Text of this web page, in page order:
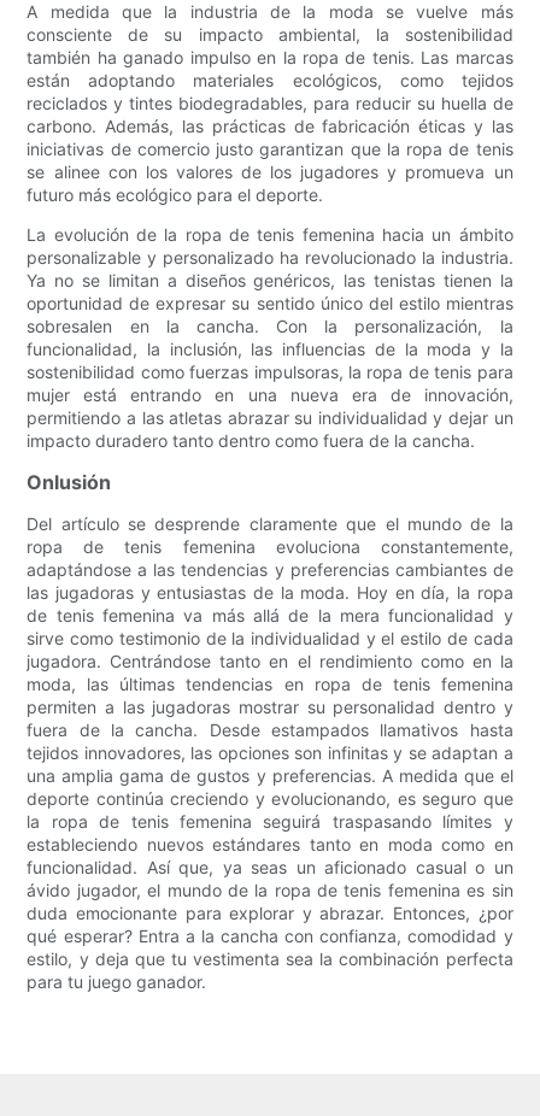
A medida que la industria de la moda se vuelve más
consciente de su impacto ambiental, la sostenibilidad
también ha ganado impulso en la ropa de tenis. Las marcas
están adoptando materiales ecológicos, como tejidos
reciclados y tintes biodegradables, para reducir su huella de
carbono. Además, las prácticas de fabricación éticas y las
iniciativas de comercio justo garantizan que la ropa de tenis
se alinee con los valores de los jugadores y promueva un
futuro más ecológico para el deporte.
La evolución de la ropa de tenis femenina hacia un ámbito
personalizable y personalizado ha revolucionado la industria.
Ya no se limitan a diseños genéricos, las tenistas tienen la
oportunidad de expresar su sentido único del estilo mientras
sobresalen en la cancha. Con la personalización, la
funcionalidad, la inclusión, las influencias de la moda y la
sostenibilidad como fuerzas impulsoras, la ropa de tenis para
mujer está entrando en una nueva era de innovación,
permitiendo a las atletas abrazar su individualidad y dejar un
impacto duradero tanto dentro como fuera de la cancha.
Onlusión
Del artículo se desprende claramente que el mundo de la
ropa de tenis femenina evoluciona constantemente,
adaptándose a las tendencias y preferencias cambiantes de
las jugadoras y entusiastas de la moda. Hoy en día, la ropa
de tenis femenina va más allá de la mera funcionalidad y
sirve como testimonio de la individualidad y el estilo de cada
jugadora. Centrándose tanto en el rendimiento como en la
moda, las últimas tendencias en ropa de tenis femenina
permiten a las jugadoras mostrar su personalidad dentro y
fuera de la cancha. Desde estampados llamativos hasta
tejidos innovadores, las opciones son infinitas y se adaptan a
una amplia gama de gustos y preferencias. A medida que el
deporte continúa creciendo y evolucionando, es seguro que
la ropa de tenis femenina seguirá traspasando límites y
estableciendo nuevos estándares tanto en moda como en
funcionalidad. Así que, ya seas un aficionado casual o un
ávido jugador, el mundo de la ropa de tenis femenina es sin
duda emocionante para explorar y abrazar. Entonces, ¿por
qué esperar? Entra a la cancha con confianza, comodidad y
estilo, y deja que tu vestimenta sea la combinación perfecta
para tu juego ganador.